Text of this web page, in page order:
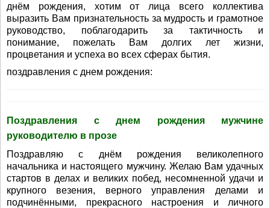
днём рождения, хотим от лица всего коллектива
выразить Вам признательность за мудрость и грамотное
руководство, поблагодарить за тактичность и
понимание, пожелать Вам долгих лет жизни,
процветания и успеха во всех сферах бытия.
поздравления с днем рождения:
Поздравления с днем рождения мужчине
руководителю в прозе
Поздравляю с днём рождения великолепного
начальника и настоящего мужчину. Желаю Вам удачных
стартов в делах и великих побед, несомненной удачи и
крупного везения, верного управления делами и
подчинёнными, прекрасного настроения и личного